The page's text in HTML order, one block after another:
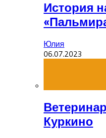
История
Юлия
06.07.2023
Куркино